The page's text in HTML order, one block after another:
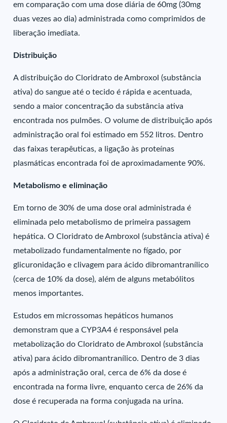
em comparação com uma dose diária de 60mg (30mg
duas vezes ao dia) administrada como comprimidos de
liberação imediata.
Distribuição
A distribuição do Cloridrato de Ambroxol (substância
ativa) do sangue até o tecido é rápida e acentuada,
sendo a maior concentração da substância ativa
encontrada nos pulmões. O volume de distribuição após
administração oral foi estimado em 552 litros. Dentro
das faixas terapêuticas, a ligação às proteínas
plasmáticas encontrada foi de aproximadamente 90%.
Metabolismo e eliminação
Em torno de 30% de uma dose oral administrada é
eliminada pelo metabolismo de primeira passagem
hepática. O Cloridrato de Ambroxol (substância ativa) é
metabolizado fundamentalmente no fígado, por
glicuronidação e clivagem para ácido dibromantranílico
(cerca de 10% da dose), além de alguns metabólitos
menos importantes.
Estudos em microssomas hepáticos humanos
demonstram que a CYP3A4 é responsável pela
metabolização do Cloridrato de Ambroxol (substância
ativa) para ácido dibromantranílico. Dentro de 3 dias
após a administração oral, cerca de 6% da dose é
encontrada na forma livre, enquanto cerca de 26% da
dose é recuperada na forma conjugada na urina.